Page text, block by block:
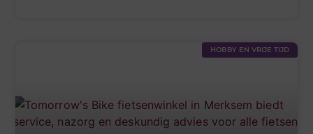
HOBBY EN VRIJE TIJD